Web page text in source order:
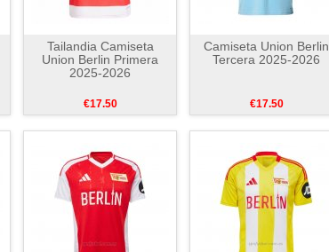
Tailandia Camiseta
Union Berlin Primera
2025-2026
€17.50
Camiseta Union Berlin
Tercera 2025-2026
€17.50